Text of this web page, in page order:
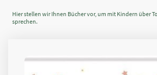
Hier stellen wir Ihnen Bücher vor, um mit Kindern über
sprechen.